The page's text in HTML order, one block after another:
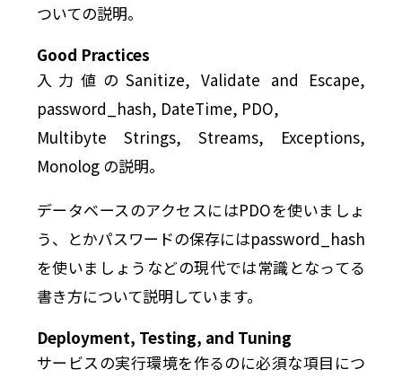
ついての説明。
Good Practices
入力値のSanitize, Validate and Escape,
password_hash, DateTime, PDO,
Multibyte Strings, Streams, Exceptions,
Monolog の説明。
データベースのアクセスにはPDOを使いましょ
う、とかパスワードの保存にはpassword_hash
を使いましょうなどの現代では常識となってる
書き方について説明しています。
Deployment, Testing, and Tuning
サービスの実行環境を作るのに必須な項目につ